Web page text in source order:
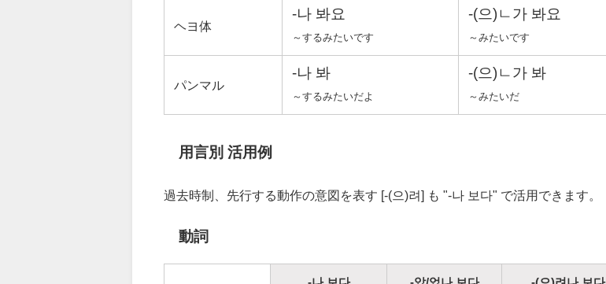
ヘヨ体
-나 봐요
～するみたいです
-(으)ㄴ가 봐요
～みたいです
パンマル
-나 봐
～するみたいだよ
-(으)ㄴ가 봐
～みたいだ
用言別 活用例
過去時制、先行する動作の意図を表す [-(으)려] も "-나 보다" で活用できます。
動詞